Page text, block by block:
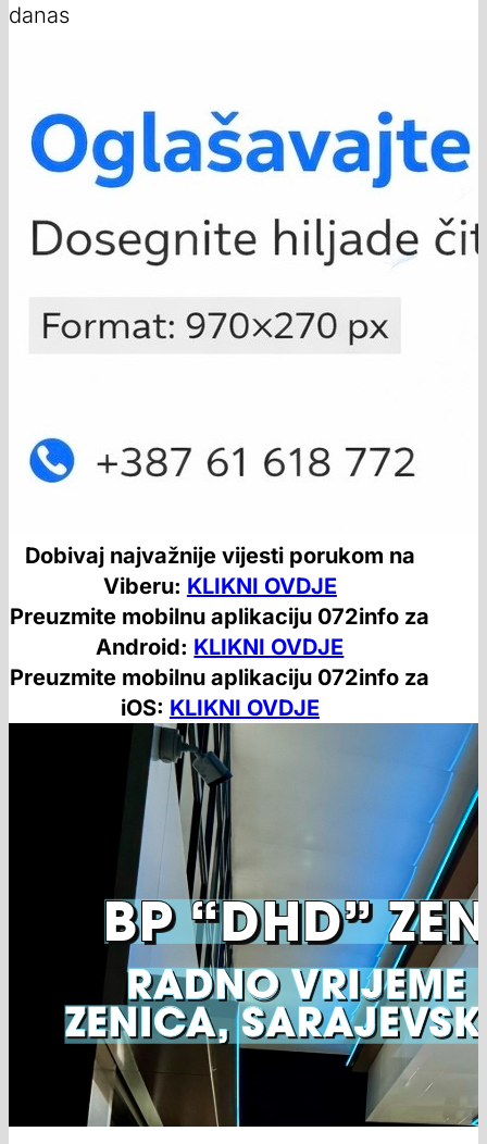
danas
Dobivaj najvažnije vijesti porukom na
Viberu: KLIKNI OVDJE
Preuzmite mobilnu aplikaciju 072info za
Android: KLIKNI OVDJE
Preuzmite mobilnu aplikaciju 072info za
iOS: KLIKNI OVDJE